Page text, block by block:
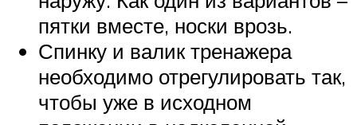
пятки вместе, носки врозь.
Спинку и валик тренажера
необходимо отрегулировать так,
чтобы уже в исходном